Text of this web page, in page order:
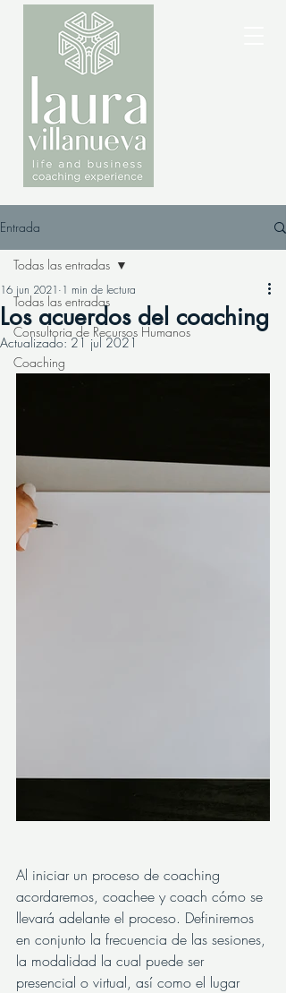
Entrada
Todas las entradas
Consultoria de Recursos Humanos
Coaching
Todas las entradas
Los acuerdos del coaching
16 jun 2021 1 min de lectura
Actualizado:21 jul 2021
Al iniciar un proceso de coaching
acordaremos, coachee y coach cómo se
llevará adelante el proceso. Definiremos
en conjunto la frecuencia de las sesiones,
la modalidad la cual puede ser
presencial o virtual, así como el lugar